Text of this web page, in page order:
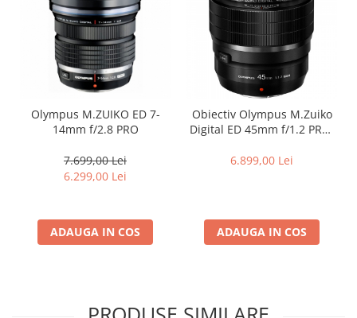
Olympus M.ZUIKO ED 7-
14mm f/2.8 PRO
7.699,00 Lei
6.299,00 Lei
ADAUGA IN COS
Obiectiv Olympus M.Zuiko
Digital ED 45mm f/1.2 PRO,
Portret 90mm (Echivalent),
6.899,00 Lei
ADAUGA IN COS